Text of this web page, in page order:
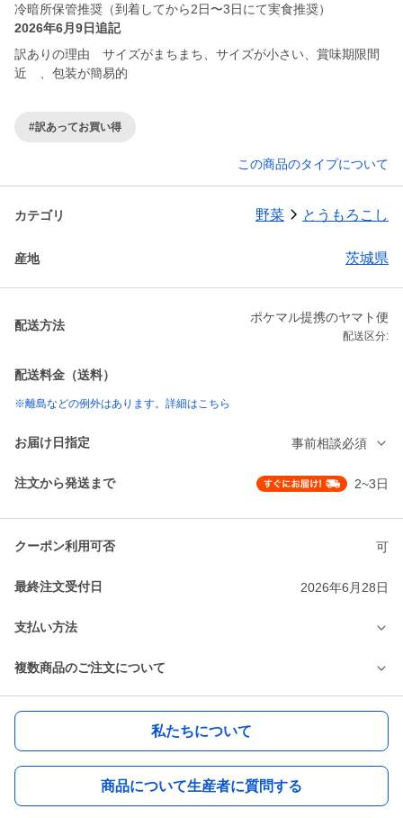
冷暗所保管推奨（到着してから2日〜3日にて実食推奨）
2026年6月9日追記
訳ありの理由 サイズがまちまち、サイズが小さい、賞味期限間
近 、包装が簡易的
#訳あってお買い得
この商品のタイプについて
カテゴリ 野菜 とうもろこし
産地 茨城県
配送方法
ポケマル提携のヤマト便
配送区分:
配送料金（送料）
※離島などの例外はあります。詳細はこちら
お届け日指定 事前相談必須
注文から発送まで 2~3日
クーポン利用可否 可
最終注文受付日 2026年6月28日
支払い方法
複数商品のご注文について
私たちについて
商品について生産者に質問する